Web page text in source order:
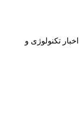
هدف بررسی اخبار تکنولوژی و